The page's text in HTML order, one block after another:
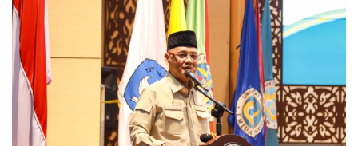
Kontribusi
Perguruan
Tinggi